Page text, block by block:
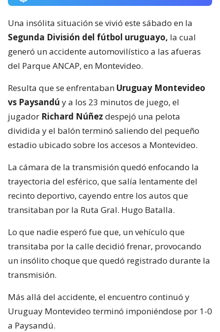
Una insólita situación se vivió este sábado en la
Segunda División del fútbol uruguayo, la cual
generó un accidente automovilístico a las afueras
del Parque ANCAP, en Montevideo.
Resulta que se enfrentaban Uruguay Montevideo
vs Paysandú y a los 23 minutos de juego, el
jugador Richard Núñez despejó una pelota
dividida y el balón terminó saliendo del pequeño
estadio ubicado sobre los accesos a Montevideo.
La cámara de la transmisión quedó enfocando la
trayectoria del esférico, que salía lentamente del
recinto deportivo, cayendo entre los autos que
transitaban por la Ruta Gral. Hugo Batalla.
Lo que nadie esperó fue que, un vehículo que
transitaba por la calle decidió frenar, provocando
un insólito choque que quedó registrado durante la
transmisión.
Más allá del accidente, el encuentro continuó y
Uruguay Montevideo terminó imponiéndose por 1-0
a Paysandú.